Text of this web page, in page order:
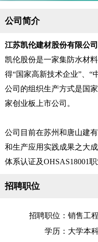
公司简介
江苏凯伦建材股份有限公司
凯伦股份是一家集防水材
得“国家高新技术企业”、“
公司的组织生产方式是国
家创业板上市公司。
公司目前在苏州和唐山建
和生产应用实践成果之大
体系认证及OHSAS18001
招聘职位
招聘职位： 销售工
学历： 大学本